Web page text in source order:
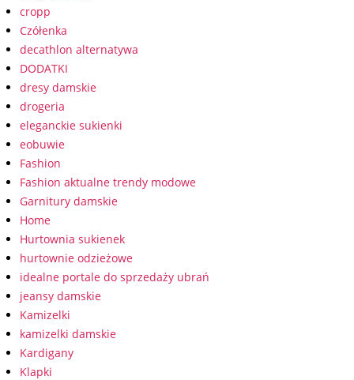
cropp
Czółenka
decathlon alternatywa
DODATKI
dresy damskie
drogeria
eleganckie sukienki
eobuwie
Fashion
Fashion aktualne trendy modowe
Garnitury damskie
Home
Hurtownia sukienek
hurtownie odzieżowe
idealne portale do sprzedaży ubrań
jeansy damskie
Kamizelki
kamizelki damskie
Kardigany
Klapki